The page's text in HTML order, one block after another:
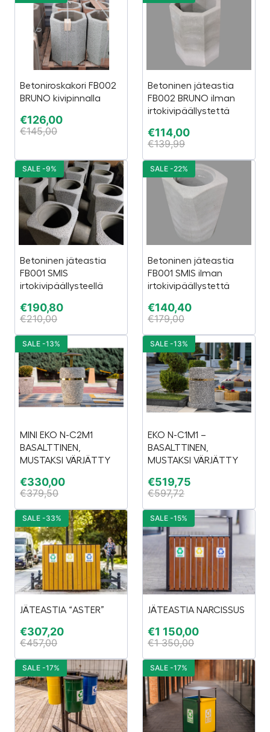
Betoniroskakori FB002
BRUNO kivipinnalla
€126,00
€145,00
Betoninen jäteastia
FB002 BRUNO ilman
irtokivipäällystettä
€114,00
€139,99
Betoninen jäteastia
FB001 SMIS
irtokivipäällysteellä
€190,80
€210,00
SALE -9%
Betoninen jäteastia
FB001 SMIS ilman
irtokivipäällystettä
€140,40
€179,00
SALE -22%
MINI EKO N-C2M1
BASALTTINEN,
MUSTAKSI VÄRJÄTTY
€330,00
€379,50
SALE -13%
EKO N-C1M1 –
BASALTTINEN,
MUSTAKSI VÄRJÄTTY
€519,75
€597,72
SALE -13%
JÄTEASTIA “ASTER”
€307,20
€457,00
SALE -33%
JÄTEASTIA NARCISSUS
€1 150,00
€1 350,00
SALE -15%
SALE -17% SALE -17%